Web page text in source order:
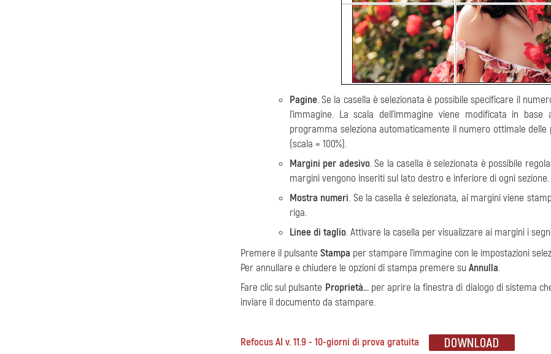
Pagine. Se la casella è selezionata è possibile specificare il
l'immagine. La scala dell'immagine viene modificata in
programma seleziona automaticamente il numero ottimale
(scala = 100%).
Margini per adesivo. Se la casella è selezionata è possibile
margini vengono inseriti sul lato destro e inferiore di ogni sezione.
Mostra numeri. Se la casella è selezionata, ai margini viene
riga.
Linee di taglio. Attivare la casella per visualizzare ai margini i
Premere il pulsante Stampa per stampare l'immagine con le impostazioni
Per annullare e chiudere le opzioni di stampa premere su Annulla.
Fare clic sul pulsante Proprietà…per aprire la finestra di dialogo di sistema
inviare il documento da stampare.
Refocus AI v. 11.9 - 10-giorni di prova gratuita